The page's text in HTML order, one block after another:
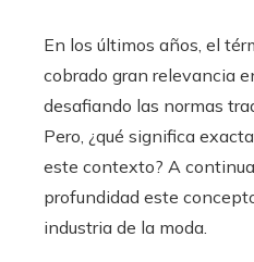
En los últimos años, el
cobrado gran relevancia
desafiando las normas
Pero, ¿qué significa
este contexto? A
profundidad este
industria de la moda.